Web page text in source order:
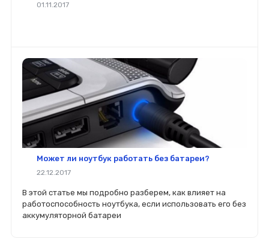
01.11.2017
Может ли ноутбук работать без батареи?
22.12.2017
В этой статье мы подробно разберем, как влияет на
работоспособность ноутбука, если использовать его без
аккумуляторной батареи